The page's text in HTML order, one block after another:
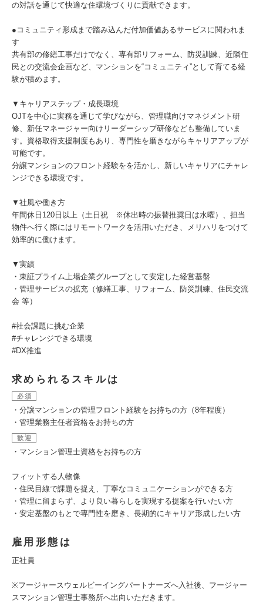
の対話を通じて快適な住環境づくりに貢献できます。
●コミュニティ形成まで踏み込んだ付加価値あるサービスに関われま
す
共有部の修繕工事だけでなく、専有部リフォーム、防災訓練、近隣住
民との交流会企画など、マンションを“コミュニティ”として育てる経
験が積めます。
▼キャリアステップ・成長環境
OJTを中心に実務を通じて学びながら、管理職向けマネジメント研
修、新任マネージャー向けリーダーシップ研修なども整備していま
す。資格取得支援制度もあり、専門性を磨きながらキャリアアップが
可能です。
分譲マンションのフロント経験をを活かし、新しいキャリアにチャレ
ンジできる環境です。
▼社風や働き方
年間休日120日以上（土日祝 ※休出時の振替推奨日は水曜）、担当
物件へ行く際にはリモートワークを活用いただき、メリハリをつけて
効率的に働けます。
▼実績
・東証プライム上場企業グループとして安定した経営基盤
・管理サービスの拡充（修繕工事、リフォーム、防災訓練、住民交流
会 等）
#社会課題に挑む企業
#チャレンジできる環境
#DX推進
求められるスキルは
必須
・分譲マンションの管理フロント経験をお持ちの方（8年程度）
・管理業務主任者資格をお持ちの方
歓迎
・マンション管理士資格をお持ちの方
フィットする人物像
・住民目線で課題を捉え、丁寧なコミュニケーションができる方
・管理に留まらず、より良い暮らしを実現する提案を行いたい方
・安定基盤のもとで専門性を磨き、長期的にキャリア形成したい方
雇用形態は
正社員
※フージャースウェルビーイングパートナーズへ入社後、フージャー
スマンション管理士事務所へ出向いただきます。